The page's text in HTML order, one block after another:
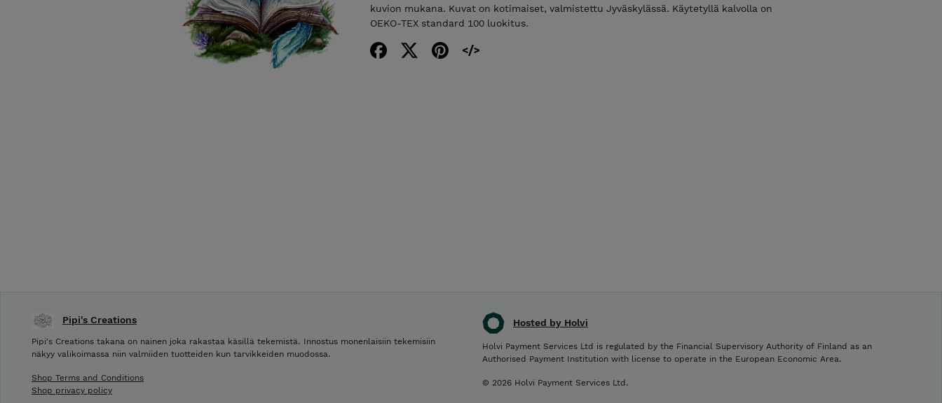
kuvion mukana. Kuvat on kotimaiset, valmistettu Jyväskylässä. Käytetyllä kalvolla on
OEKO-TEX standard 100 luokitus.
Hosted by Holvi
Holvi Payment Services Ltd is regulated by the Financial Supervisory Authority of Finland as an
Authorised Payment Institution with license to operate in the European Economic Area.
© 2026 Holvi Payment Services Ltd.
Pipi's Creations
Pipi's Creations takana on nainen joka rakastaa käsillä tekemistä. Innostus monenlaisiin tekemisiin
näkyy valikoimassa niin valmiiden tuotteiden kun tarvikkeiden muodossa.
Shop Terms and Conditions
Shop privacy policy